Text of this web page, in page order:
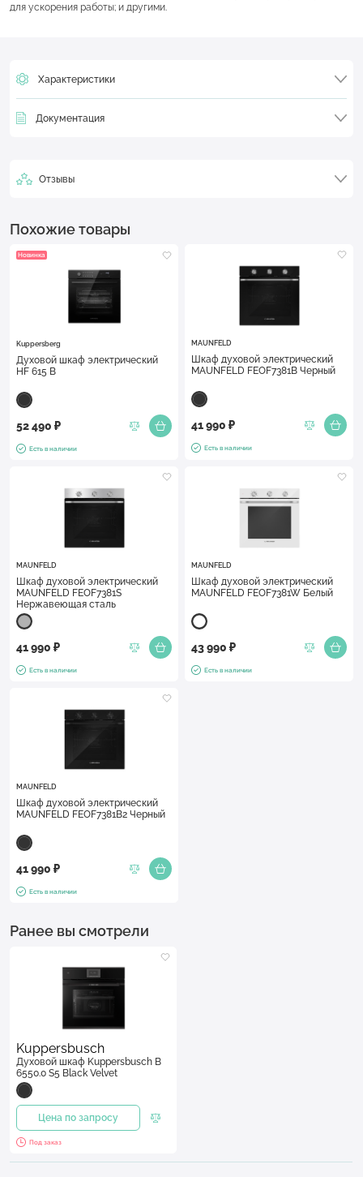
для ускорения работы; и другими.
Характеристики
Документация
Отзывы
Похожие товары
Новинка
Kuppersberg
Духовой шкаф электрический
HF 615 B
52 490 ₽
Есть в наличии
MAUNFELD
Шкаф духовой электрический
MAUNFELD FEOF7381B Черный
41 990 ₽
Есть в наличии
MAUNFELD
Шкаф духовой электрический
MAUNFELD FEOF7381S
Нержавеющая сталь
41 990 ₽
Есть в наличии
MAUNFELD
Шкаф духовой электрический
MAUNFELD FEOF7381W Белый
43 990 ₽
Есть в наличии
MAUNFELD
Шкаф духовой электрический
MAUNFELD FEOF7381B2 Черный
41 990 ₽
Есть в наличии
Ранее вы смотрели
Kuppersbusch
Духовой шкаф Kuppersbusch B
6550.0 S5 Black Velvet
Цена по запросу
Под заказ